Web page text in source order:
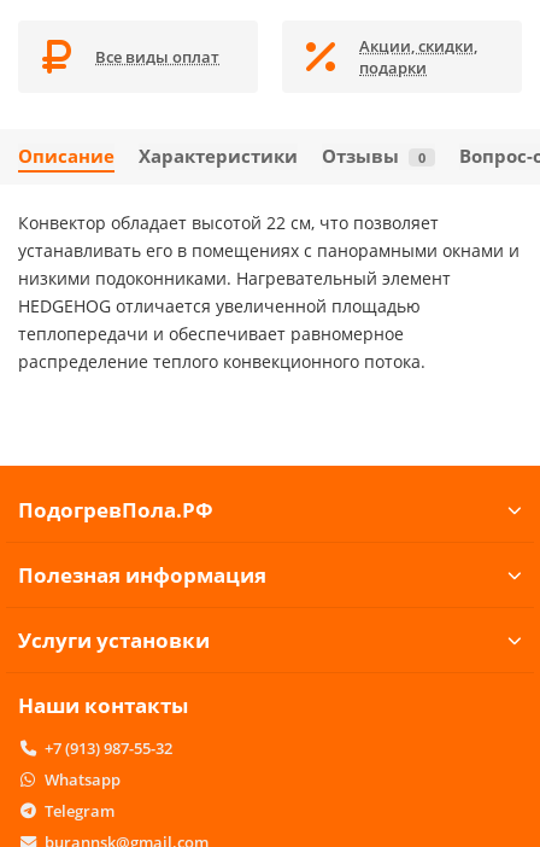
Все виды оплат
Акции, скидки,
подарки
Описание Характеристики Отзывы 0 Вопрос-
Конвектор обладает высотой 22 см, что позволяет
устанавливать его в помещениях с панорамными окнами и
низкими подоконниками. Нагревательный элемент
HEDGEHOG отличается увеличенной площадью
теплопередачи и обеспечивает равномерное
распределение теплого конвекционного потока.
ПодогревПола.РФ
Полезная информация
Услуги установки
Наши контакты
+7 (913) 987-55-32
Whatsapp
Telegram
burannsk@gmail.com